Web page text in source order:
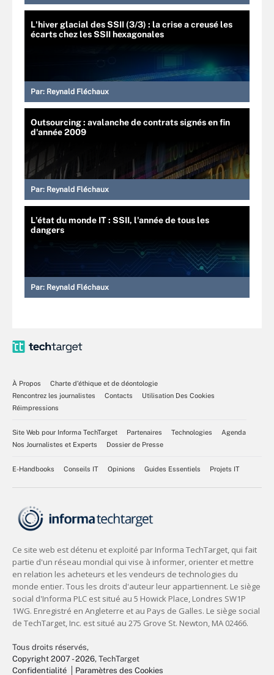
L'hiver glacial des SSII (3/3) : la crise a creusé les
écarts chez les SSII hexagonales
Par: Reynald Fléchaux
Outsourcing : avalanche de contrats signés en fin
d'année 2009
Par: Reynald Fléchaux
L'état du monde IT : SSII, l'année de tous les
dangers
Par: Reynald Fléchaux
À Propos
Charte d’éthique et de déontologie
Rencontrez les journalistes
Contacts
Utilisation Des Cookies
Réimpressions
Site Web pour Informa TechTarget Partenaires Technologies
Agenda
Nos Journalistes et Experts
Dossier de Presse
E-Handbooks Conseils IT Opinions Guides Essentiels Projets IT
Tous droits réservés,
Copyright 2007 - 2026, TechTarget
Confidentialité
Paramètres des Cookies